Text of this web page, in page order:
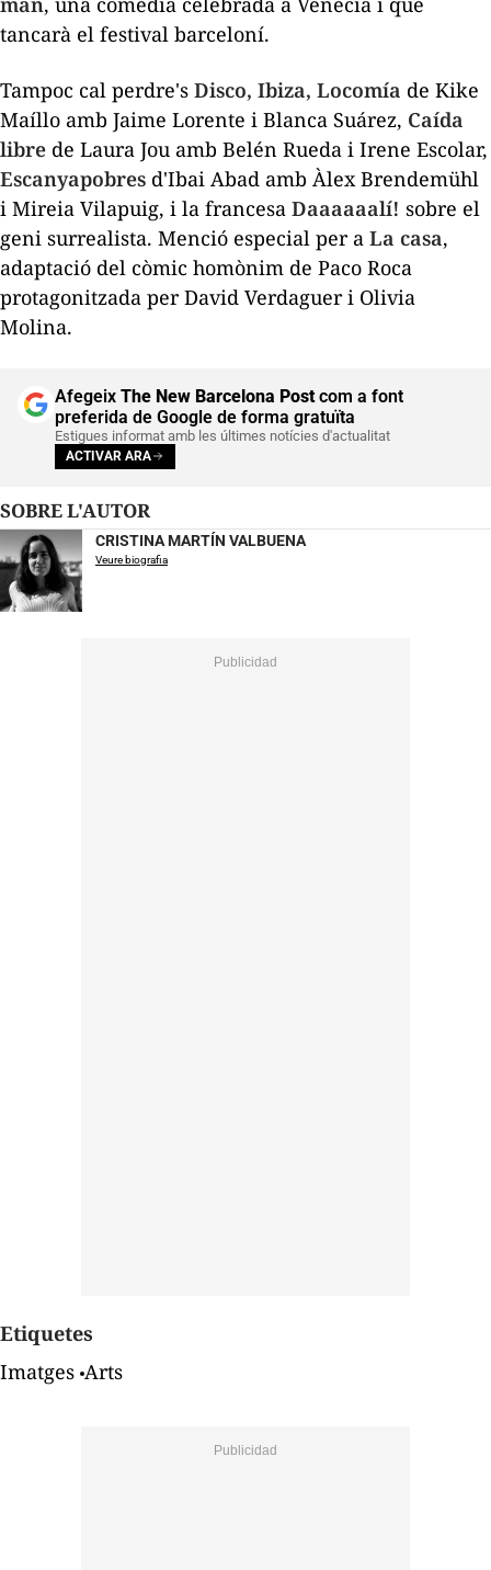
tancarà el festival barceloní.
Tampoc cal perdre's Disco, Ibiza, Locomía de Kike
Maíllo amb Jaime Lorente i Blanca Suárez, Caída
libre de Laura Jou amb Belén Rueda i Irene Escolar,
Escanyapobres d'Ibai Abad amb Àlex Brendemühl
i Mireia Vilapuig, i la francesa Daaaaaalí! sobre el
geni surrealista. Menció especial per a La casa,
adaptació del còmic homònim de Paco Roca
protagonitzada per David Verdaguer i Olivia
Molina.
Afegeix The New Barcelona Postcom a font
preferida de Google de forma gratuïta
Estigues informat amb les últimes notícies d'actualitat
ACTIVAR ARA
SOBRE L'AUTOR
CRISTINA MARTÍN VALBUENA
Veure biografia
Etiquetes
Imatges Arts